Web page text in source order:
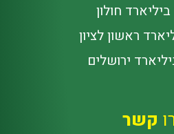
ביליארד חולון
ראשון לציון
ירושלים
קשר